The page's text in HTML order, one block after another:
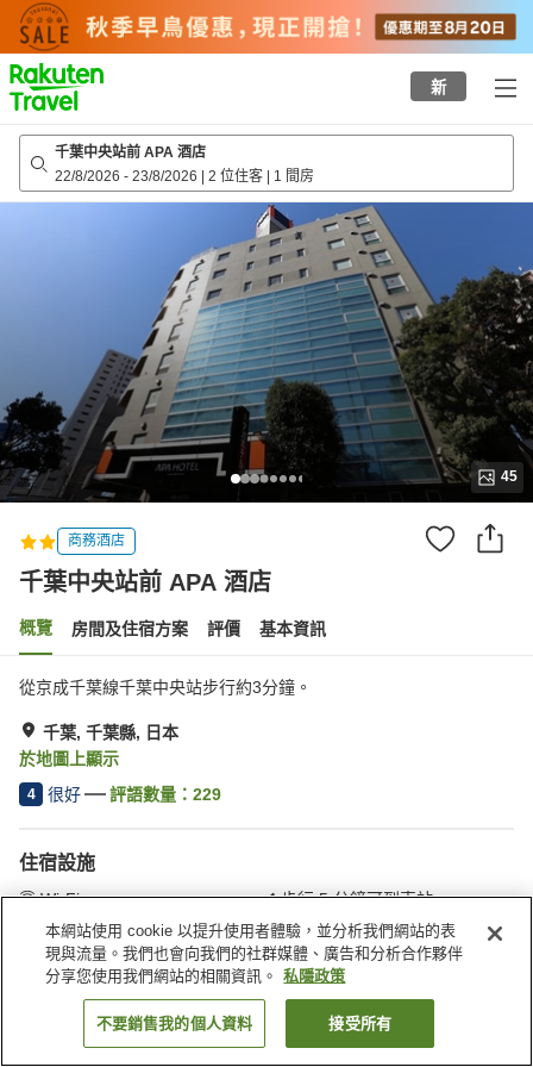
to
top
page
新
千葉中央站前 APA 酒店
22/8/2026 - 23/8/2026 | 2 位住客 | 1 間房
45
商務酒店
千葉中央站前 APA 酒店
概覽 房間及住宿方案 評價 基本資訊
從京成千葉線千葉中央站步行約3分鐘。
千葉, 千葉縣, 日本
於地圖上顯示
4 很好 評語數量： 229
住宿設施
Wi-Fi
步行 5 分鐘可到車站
餐廳
自動販賣機
主頁 日本 千葉縣 千葉 千葉中央站前 APA 酒店
找客房
本網站使用 cookie 以提升使用者體驗，並分析我們網站的表
現與流量。我們也會向我們的社群媒體、廣告和分析合作夥伴
分享您使用我們網站的相關資訊。
私隱政策
不要銷售我的個人資料 接受所有